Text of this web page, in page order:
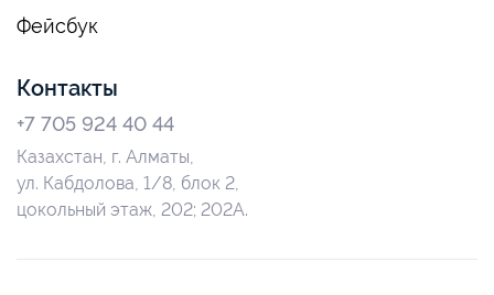
Фейсбук
Контакты
+7 705 924 40 44
Казахстан, г. Алматы,
ул. Кабдолова, 1/8, блок 2,
цокольный этаж, 202; 202А.